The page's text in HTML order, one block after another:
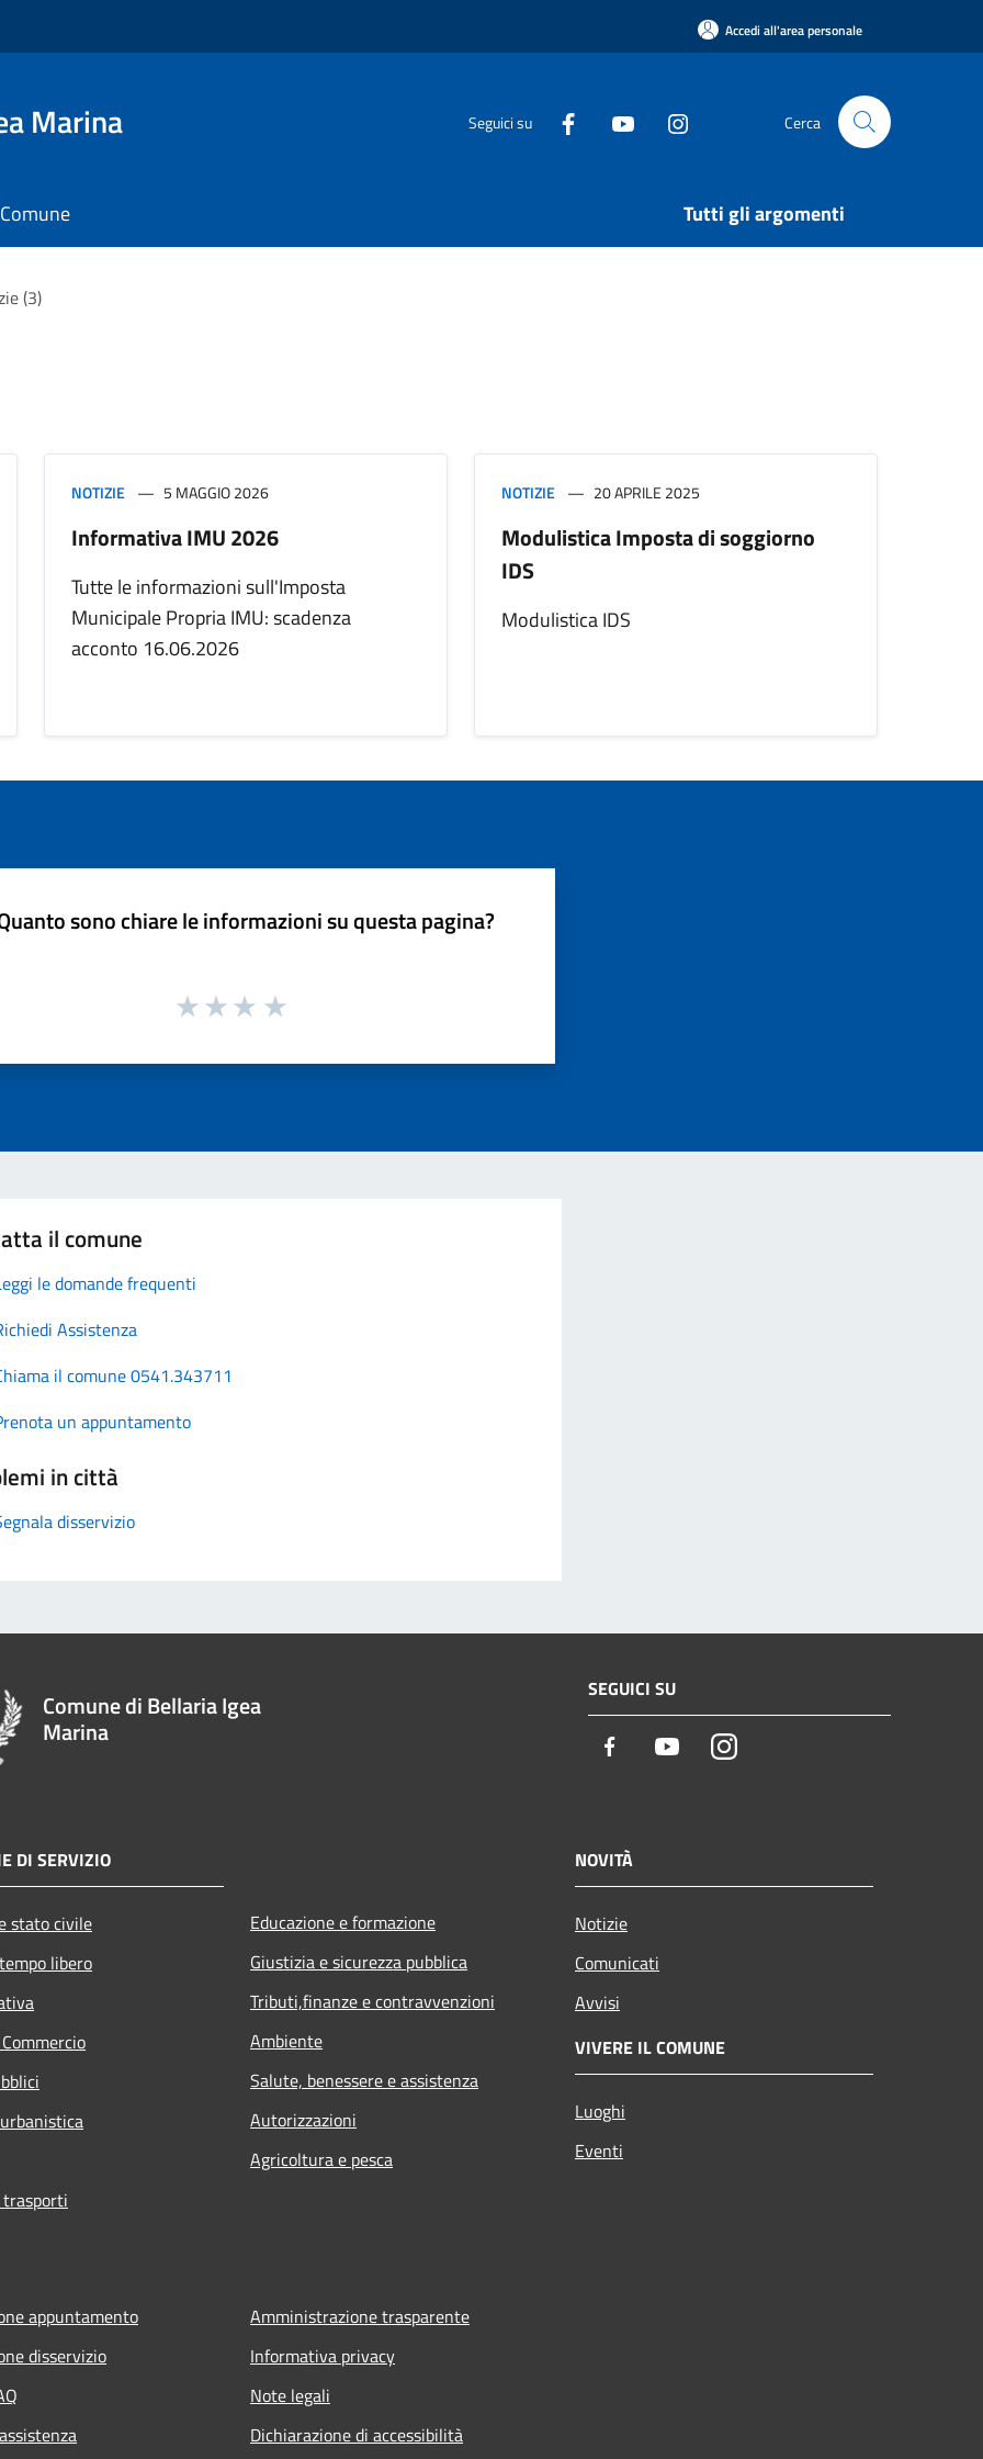
Accedi all'area personale
Marina Seguici su Cerca
Tutti gli argomenti
(3)
NOTIZIE 5 MAGGIO 2026
Informativa IMU 2026
Tutte le informazioni sull'Imposta
Municipale Propria IMU: scadenza
acconto 16.06.2026
NOTIZIE 20 APRILE 2025
Modulistica Imposta di soggiorno
IDS
Modulistica IDS
sono chiare le informazioni su questa pagina?
il comune
le domande frequenti
Assistenza
il comune 0541.343711
un appuntamento
in città
disservizio
Comune di Bellaria Igea
Marina
SEGUICI SU
Facebook YoutubeInstagram
DI SERVIZIO
stato civile
libero
Educazione e formazione
Giustizia e sicurezza pubblica
Tributi,finanze e contravvenzioni
Ambiente
Salute, benessere e assistenza
Autorizzazioni
Agricoltura e pesca
NOVITÀ
Notizie
Comunicati
Avvisi
VIVERE IL COMUNE
Luoghi
Eventi
appuntamento
disservizio
Amministrazione trasparente
Informativa privacy
Note legali
Dichiarazione di accessibilità